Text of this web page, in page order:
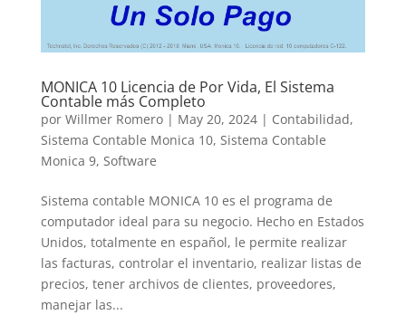
MONICA 10 Licencia de Por Vida, El Sistema
Contable más Completo
por Willmer Romero| May 20, 2024| Contabilidad,
Sistema Contable Monica 10, Sistema Contable
Monica 9, Software
Sistema contable MONICA 10 es el programa de
computador ideal para su negocio. Hecho en Estados
Unidos, totalmente en español, le permite realizar
las facturas, controlar el inventario, realizar listas de
precios, tener archivos de clientes, proveedores,
manejar las...